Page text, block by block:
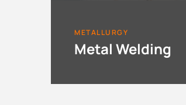
METALLURGY
Metal Welding